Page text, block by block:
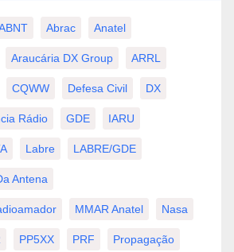
Abrac Anatel
Araucária DX Group ARRL
CQWW Defesa Civil DX
Rádio GDE IARU
Labre LABRE/GDE
Antena
MMAR Anatel Nasa
PP5XX PRF Propagação